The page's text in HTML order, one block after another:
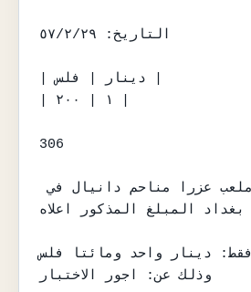
التاريخ: ٥٧/٢/٢٩
| دينار | فلس |
306
استلمت من ملعب عزرا مناحم دانيال في
بغداد المبلغ المذكور اعلاه
فقط: دينار واحد ومائتا فلس
وذلك عن: اجور الاختبار